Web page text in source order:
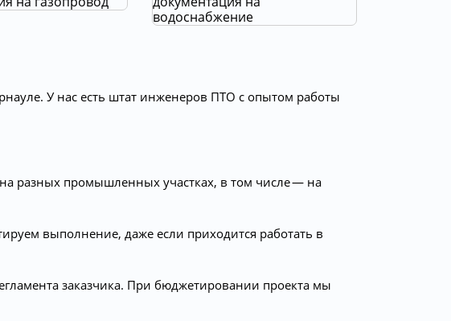
У нас есть штат инженеров ПТО с опытом работы
разных промышленных участках, в том числе — на
выполнение, даже если приходится работать в
заказчика. При бюджетировании проекта мы